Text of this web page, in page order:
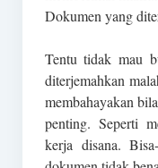
Dokumen yang
Tentu tidak mau
diterjemahkan
membahayakan
penting. Seperti
kerja disana.